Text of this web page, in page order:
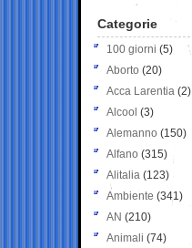
Categorie
100 giorni (5)
Aborto (20)
Acca Larentia (2)
Alcool (3)
Alemanno (150)
Alfano (315)
Alitalia (123)
Ambiente (341)
AN (210)
Animali (74)